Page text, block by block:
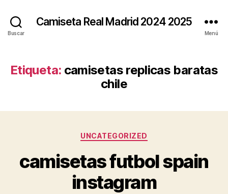
Buscar
Camiseta Real Madrid 2024 2025
Menú
Etiqueta: camisetas replicas baratas
chile
Categorías
UNCATEGORIZED
camisetas futbol spain
instagram